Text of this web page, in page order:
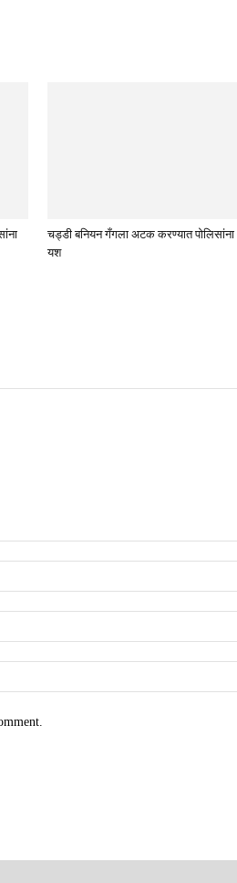
चड्डी बनियन गँगला अटक करण्यात पोलिसांना
यश